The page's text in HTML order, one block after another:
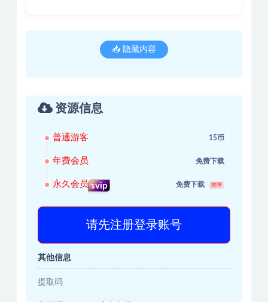
📥 隐藏内容
资源信息
普通游客 15币
年费会员 免费下载
永久会员 svip 免费下载 推荐
请先注册登录账号
其他信息
提取码